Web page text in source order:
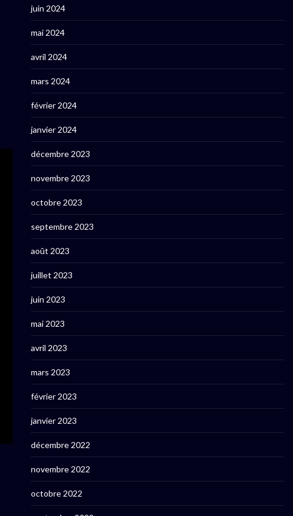
juin 2024
mai 2024
avril 2024
mars 2024
février 2024
janvier 2024
décembre 2023
novembre 2023
octobre 2023
septembre 2023
août 2023
juillet 2023
juin 2023
mai 2023
avril 2023
mars 2023
février 2023
janvier 2023
décembre 2022
novembre 2022
octobre 2022